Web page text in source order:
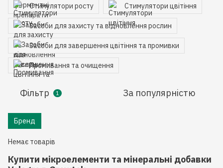
Стимулятори росту Стимулятори цвітіння
Засоби для захисту та відновлення рослин
Засоби для завершення цвітіння та промивки
Промивання та очищення
Фільтр 1 За популярністю
Бренд
Немає товарів
Купити мікроелементи та мінеральні добавки